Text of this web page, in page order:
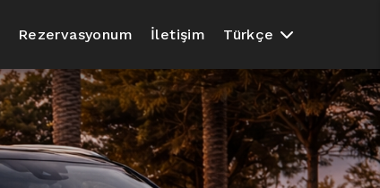
Rezervasyonum İletişim Türkçe